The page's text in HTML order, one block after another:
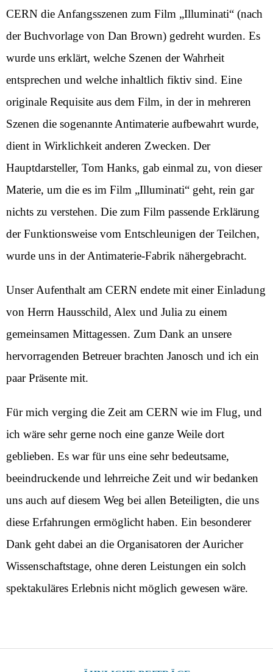
CERN die Anfangsszenen zum Film „Illuminati“ (nach
der Buchvorlage von Dan Brown) gedreht wurden. Es
wurde uns erklärt, welche Szenen der Wahrheit
entsprechen und welche inhaltlich fiktiv sind. Eine
originale Requisite aus dem Film, in der in mehreren
Szenen die sogenannte Antimaterie aufbewahrt wurde,
dient in Wirklichkeit anderen Zwecken. Der
Hauptdarsteller, Tom Hanks, gab einmal zu, von dieser
Materie, um die es im Film „Illuminati“ geht, rein gar
nichts zu verstehen. Die zum Film passende Erklärung
der Funktionsweise vom Entschleunigen der Teilchen,
wurde uns in der Antimaterie-Fabrik nähergebracht.
Unser Aufenthalt am CERN endete mit einer Einladung
von Herrn Hausschild, Alex und Julia zu einem
gemeinsamen Mittagessen. Zum Dank an unsere
hervorragenden Betreuer brachten Janosch und ich ein
paar Präsente mit.
Für mich verging die Zeit am CERN wie im Flug, und
ich wäre sehr gerne noch eine ganze Weile dort
geblieben. Es war für uns eine sehr bedeutsame,
beeindruckende und lehrreiche Zeit und wir bedanken
uns auch auf diesem Weg bei allen Beteiligten, die uns
diese Erfahrungen ermöglicht haben. Ein besonderer
Dank geht dabei an die Organisatoren der Auricher
Wissenschaftstage, ohne deren Leistungen ein solch
spektakuläres Erlebnis nicht möglich gewesen wäre.